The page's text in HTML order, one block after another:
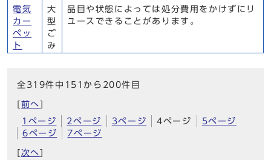
電気
カー
ペッ
ト
大
型
ご
み
品目や状態によっては処分費用をかけずにリ
ユースできることがあります。
全319件中151から200件目
前へ
1ページ
2ページ 3ページ 4ページ
5ページ
6ページ
7ページ
次へ